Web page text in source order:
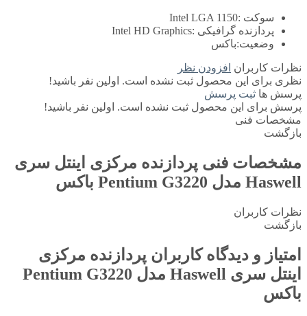
سوکت :Intel LGA 1150
پردازنده گرافیکی :Intel HD Graphics
وضعیت:باکس
نظرات کاربران افزودن نظر
نظری برای این محصول ثبت نشده است. اولین نفر باشید!
پرسش ها ثبت پرسش
پرسش برای این محصول ثبت نشده است. اولین نفر باشید!
مشخصات فنی
بازگشت
مشخصات فنی پردازنده مرکزی اینتل سری
Haswell مدل Pentium G3220 باکس
نظرات کاربران
بازگشت
امتیاز و دیدگاه کاربران پردازنده مرکزی
اینتل سری Haswell مدل Pentium G3220
باکس